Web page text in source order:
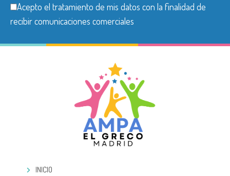
Acepto el tratamiento de mis datos con la finalidad de
recibir comunicaciones comerciales
INICIO